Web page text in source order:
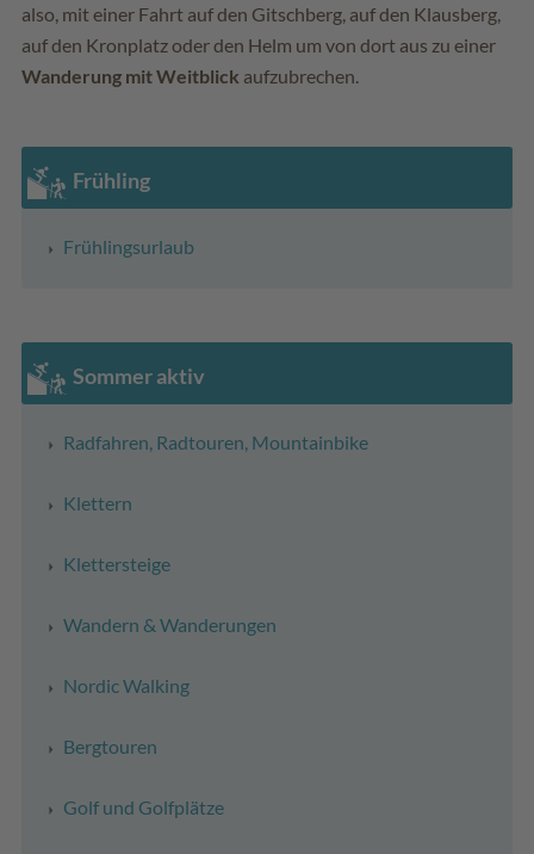
also, mit einer Fahrt auf den Gitschberg, auf den Klausberg,
auf den Kronplatz oder den Helm um von dort aus zu einer
Wanderung mit Weitblick aufzubrechen.
Frühling
Frühlingsurlaub
Sommer aktiv
Radfahren, Radtouren, Mountainbike
Klettern
Klettersteige
Wandern & Wanderungen
Nordic Walking
Bergtouren
Golf und Golfplätze